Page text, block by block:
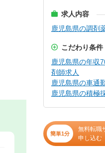
求人内容
鹿児島県の調剤
こだわり条件
鹿児島県の年収
剤師求人
鹿児島県の車通
鹿児島県の積極
簡単1分
無料転職
申し込む